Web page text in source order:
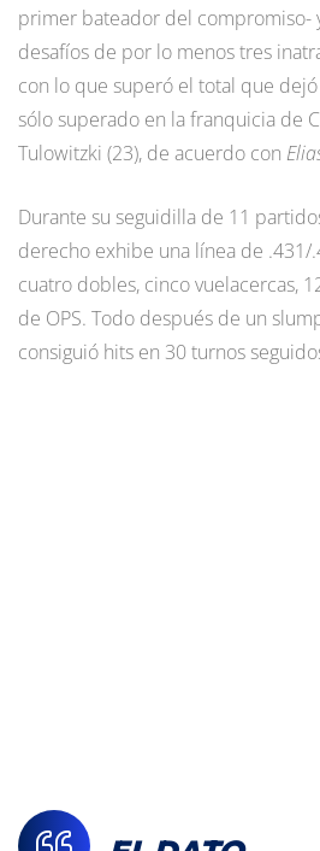
primer bateador del compromiso-
desafíos de por lo menos tres
con lo que superó el total que
sólo superado en la franquicia de
Tulowitzki (23), de acuerdo con
Durante su seguidilla de 11
derecho exhibe una línea de .431/
cuatro dobles, cinco vuelacercas,
de OPS. Todo después de un
consiguió hits en 30 turnos